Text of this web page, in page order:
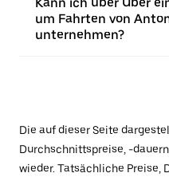
um Fahrten von
unternehmen?
Die auf dieser Seite
Durchschnittspreise, -
wieder. Tatsächliche Preise,